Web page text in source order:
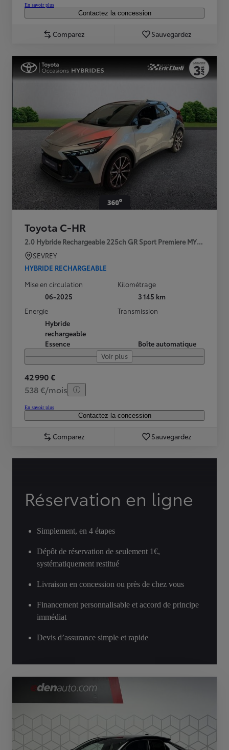
En savoir plus
Contactez la concession
Comparez Sauvegardez
Toyota C-HR
2.0 Hybride Rechargeable 225ch GR Sport Premiere MY25
SEVREY
HYBRIDE RECHARGEABLE
Mise en circulation
06-2025
Kilométrage
3 145 km
Energie
Hybride
rechargeable
Essence
Transmission
Boîte automatique
Voir plus
42 990 €
538 €/mois
En savoir plus
Contactez la concession
Comparez Sauvegardez
Réservation en ligne
Simplement, en 4 étapes
Dépôt de réservation de seulement 1€,
systématiquement restitué
Livraison en concession ou près de chez vous
Financement personnalisable et accord de principe
immédiat
Devis d’assurance simple et rapide